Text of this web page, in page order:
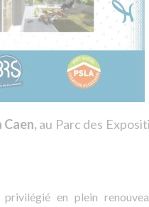
Caen, au Parc des
en plein